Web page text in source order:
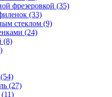
фрезеровкой (35)
(33)
стеклом (9)
(24)
(8)
(27)